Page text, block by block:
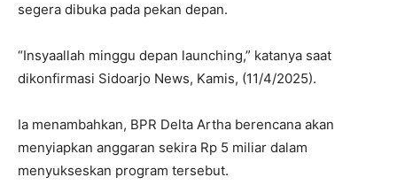
segera dibuka pada pekan depan.
“Insyaallah minggu depan launching,” katanya saat
dikonfirmasi Sidoarjo News, Kamis, (11/4/2025).
Ia menambahkan, BPR Delta Artha berencana akan
menyiapkan anggaran sekira Rp 5 miliar dalam
menyukseskan program tersebut.